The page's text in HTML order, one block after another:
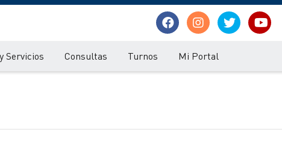
Servicios Consultas Turnos Mi Portal